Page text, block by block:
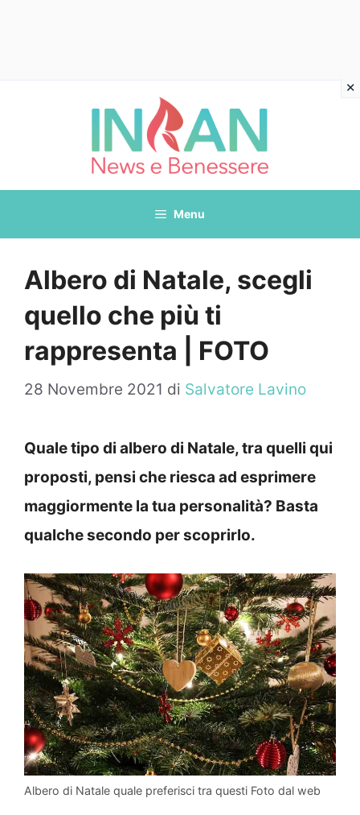
Menu
Albero di Natale, scegli
quello che più ti
rappresenta | FOTO
28 Novembre 2021 di Salvatore Lavino
Quale tipo di albero di Natale, tra quelli qui
proposti, pensi che riesca ad esprimere
maggiormente la tua personalità? Basta
qualche secondo per scoprirlo.
Albero di Natale quale preferisci tra questi Foto dal web